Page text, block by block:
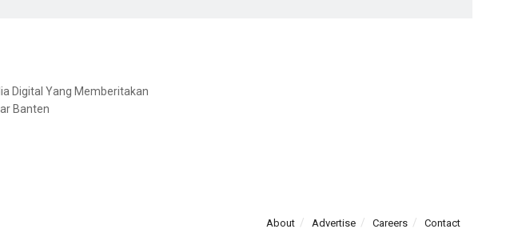
Digital Yang Memberitakan
Banten
About Advertise Careers Contact